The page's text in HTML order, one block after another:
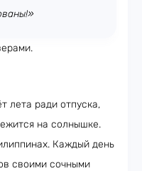
лета ради отпуска,
на солнышке.
Каждый день
своими сочными